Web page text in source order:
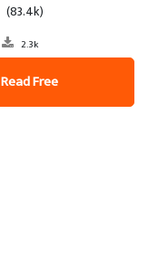
(83.4k)
2.3k
Read Free